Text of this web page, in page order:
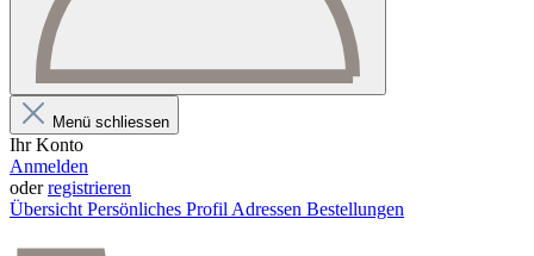
Menü schliessen
Ihr Konto
Anmelden
oderregistrieren
Übersicht Persönliches Profil Adressen Bestellungen